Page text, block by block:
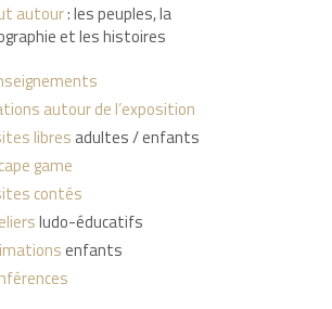
autour: les peuples, la
et les histoires
autour de l’exposition
libres adultes / enfants
game
contés
ludo-éducatifs
enfants